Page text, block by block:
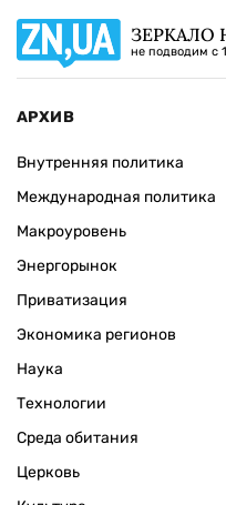
ЗЕРКАЛО
не подводим с
АРХИВ
Внутренняя политика
Международная политика
Макроуровень
Энергорынок
Приватизация
Экономика регионов
Наука
Технологии
Среда обитания
Церковь